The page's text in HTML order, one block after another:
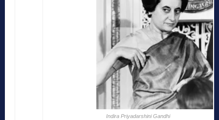
Indira Priyadarshini Gandhi